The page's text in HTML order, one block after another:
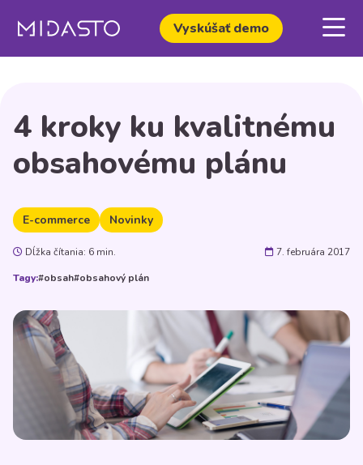
Vyskúšať demo
4 kroky ku kvalitnému
obsahovému plánu
E-commerce Novinky
Dĺžka čítania: 6 min.
7. februára 2017
Tagy:#obsah#obsahový plán